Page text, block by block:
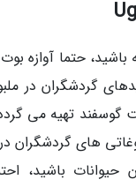
گردشگران در
گوسفند تهیه می
های گردشگران در
حیوانات باشید،